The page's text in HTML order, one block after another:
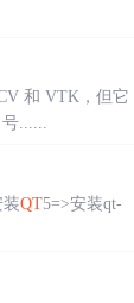
和 VTK，但它
......
装QT5=>安装qt-